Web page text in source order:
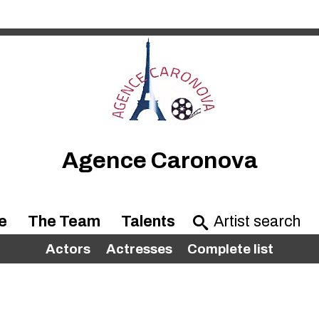
Agence Caronova
The Team Talents
Actors Actresses Complete list